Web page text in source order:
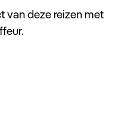
van deze reizen met